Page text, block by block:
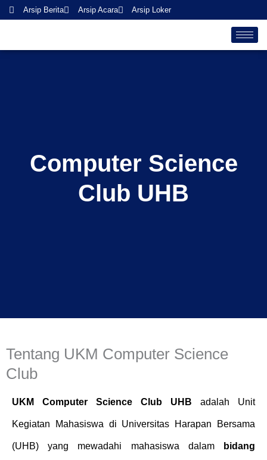
Skip
to
Arsip Berita Arsip Acara Arsip Loker
Computer Science
Club UHB
Tentang UKM Computer Science
Club
UKM Computer Science Club UHB adalah Unit
Kegiatan Mahasiswa di Universitas Harapan Bersama
(UHB) yang mewadahi mahasiswa dalam bidang